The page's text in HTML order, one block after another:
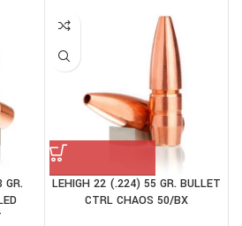
GR.
LEHIGH 22 (.224) 55 GR. BULLET
CTRL CHAOS 50/BX